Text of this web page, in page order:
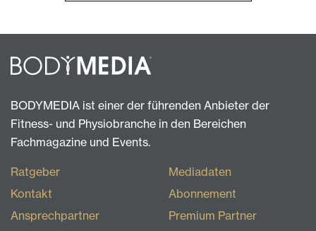
BODYMEDIA ist einer der führenden Anbieter der
Fitness- und Physiobranche in den Bereichen
Fachmagazine und Events.
Ratgeber
Kontakt
Ansprechpartner
Mediadaten
Abonnement
Premium Partner